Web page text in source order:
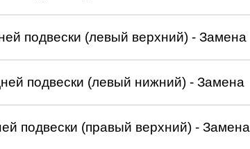
подвески (левый верхний) - Замена
подвески (левый нижний) - Замена
подвески (правый верхний) - Замена